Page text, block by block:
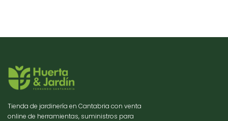
Tienda de jardinería en Cantabria con venta
online de herramientas, suministros para